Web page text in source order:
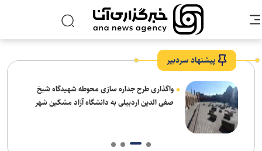
پیشنهاد سردبیر
واگذاری طرح جداره سازی محوطه شهیدگاه شیخ
صفی الدین اردبیلی به دانشگاه آزاد مشکین شهر